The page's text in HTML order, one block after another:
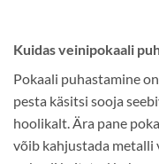
Kuidas veinipokaali
Pokaali puhastamine
pesta käsitsi sooja
hoolikalt. Ära pane
võib kahjustada metalli